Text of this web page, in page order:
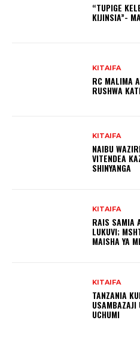
“TUPIGE
KIJINSIA”-
KITAIFA
RC MALIMA
RUSHWA
KITAIFA
NAIBU
VITENDEA
SHINYANGA
KITAIFA
RAIS SAMIA
LUKUVI;
MAISHA YA
KITAIFA
TANZANIA
USAMBAZAJI
UCHUMI